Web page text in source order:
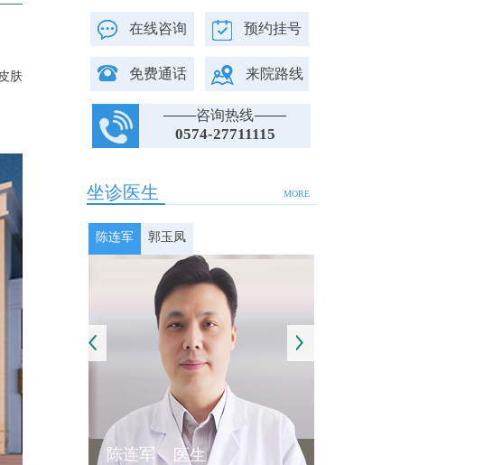
肤
在线咨询 预约挂号
免费通话 来院路线
咨询热线
0574-27711115
MORE
坐诊医生
陈连军 郭玉凤
陈连军 医生